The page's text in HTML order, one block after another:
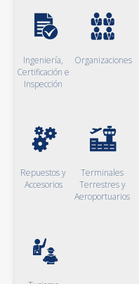
Ingeniería,
Certificación e
Inspección
Organizaciones
Repuestos y
Accesorios
Terminales
Terrestres y
Aeroportuarios